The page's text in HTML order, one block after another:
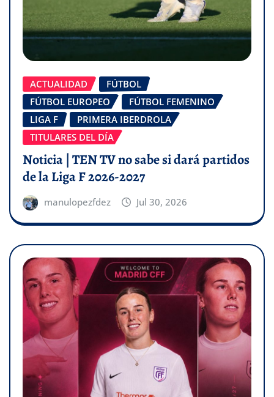
ACTUALIDAD
FÚTBOL
FÚTBOL EUROPEO
FÚTBOL FEMENINO
LIGA F
PRIMERA IBERDROLA
TITULARES DEL DÍA
Noticia | TEN TV no sabe si dará partidos
de la Liga F 2026-2027
manulopezfdez Jul 30, 2026